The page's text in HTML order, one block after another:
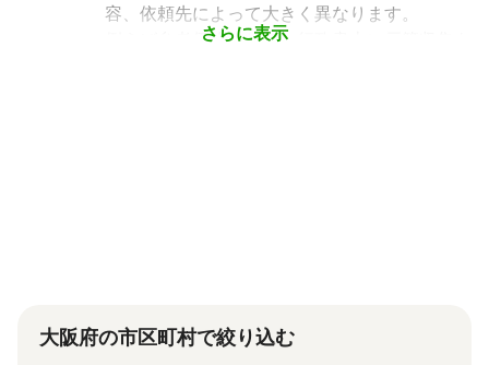
やトラブルになっている場合は弁護士というよ
うに状況別に頼むのがベストです。
さらに表示
容、依頼先によって大きく異なります。
例えば参考価格として、行政書士に戸籍収集を
ずは見積を取り寄せてみましょう。
大阪府の市区町村で絞り込む